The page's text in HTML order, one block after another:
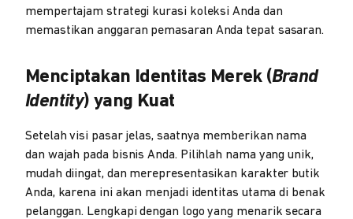
mempertajam strategi kurasi koleksi Anda dan
memastikan anggaran pemasaran Anda tepat sasaran.
Menciptakan Identitas Merek (Brand
Identity) yang Kuat
Setelah visi pasar jelas, saatnya memberikan nama
dan wajah pada bisnis Anda. Pilihlah nama yang unik,
mudah diingat, dan merepresentasikan karakter butik
Anda, karena ini akan menjadi identitas utama di benak
pelanggan. Lengkapi dengan logo yang menarik secara